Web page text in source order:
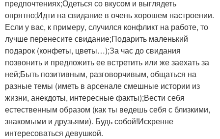
предпочтениях;Одеться со вкусом и выглядеть
опрятно;Идти на свидание в очень хорошем настроении.
Если у вас, к примеру, случился конфликт на работе, то
лучше перенесите свидание;Подарить маленький
подарок (конфеты, цветы…);За час до свидания
позвонить и предложить ее встретить или же заехать за
ней;Быть позитивным, разговорчивым, общаться на
разные темы (иметь в арсенале смешные истории из
жизни, анекдоты, интересные факты);Вести себя
естественным образом (как ты ведешь себя с близкими,
знакомыми и друзьями). Будь собой!Искренне
интересоваться девушкой.